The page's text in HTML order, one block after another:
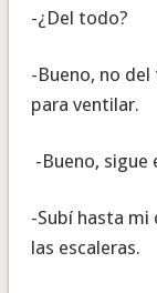
-¿Del todo?
-Bueno, no
para ventilar.
-Bueno, sigue
-Subí hasta mi
las escaleras.